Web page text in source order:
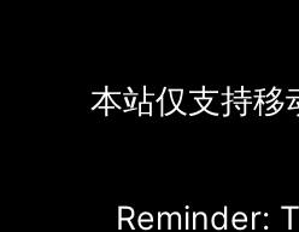
本站仅支持移
Reminder: